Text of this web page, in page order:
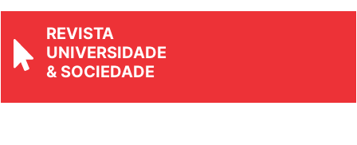
REVISTA
UNIVERSIDADE
& SOCIEDADE